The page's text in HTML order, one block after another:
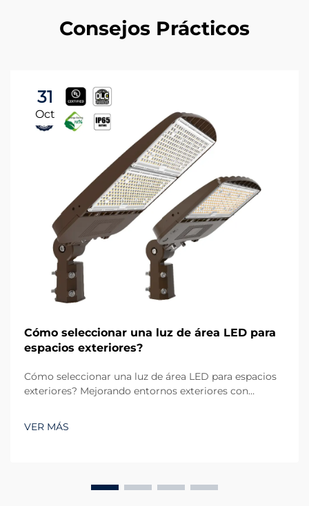
Consejos Prácticos
31
Oct
Cómo seleccionar una luz de área LED para
espacios exteriores?
Cómo seleccionar una luz de área LED para espacios
exteriores? Mejorando entornos exteriores con
desempeña un papel crucial tanto en funcionalidad
como en estética. Ya sea un gran estacionamiento, un
VER MÁS